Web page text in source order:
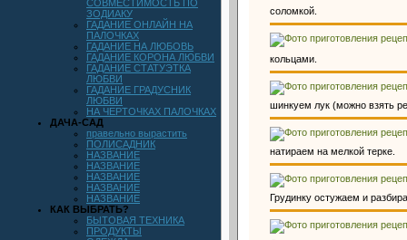
СОВМЕСТИМОСТЬ ПО
ЗОДИАКУ
ГАДАНИЕ ОНЛАЙН НА
ПАЛОЧКАХ
ГАДАНИЕ НА ЛЮБОВЬ
ГАДАНИЕ КОРОНА ЛЮБВИ
ГАДАНИЕ СТАТУЭТКА
ЛЮБВИ
ГАДАНИЕ ГРАДУСНИК
ЛЮБВИ
НА ЧЕРТОЧКАХ ПАЛОЧКАХ
ДАЧА-САД
правельно вырастить
ПОЛИСАДНИК
НАЗВАНИЕ
НАЗВАНИЕ
НАЗВАНИЕ
НАЗВАНИЕ
НАЗВАНИЕ
КАК ВЫБРАТЬ?
БЫТОВАЯ ТЕХНИКА
ПРОДУКТЫ
соломкой.
кольцами.
шинкуем лук (можно взять
натираем на мелкой терке.
Грудинку остужаем и